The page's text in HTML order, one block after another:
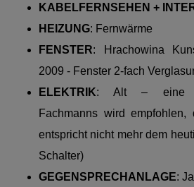
KABELFERNSEHEN +
HEIZUNG: Fernwärme
FENSTER: Hrachowina
2009 - Fenster 2-fach
ELEKTRIK: Alt – eine
Fachmanns wird empfohlen,
entspricht nicht mehr dem
Schalter)
GEGENSPRECHANLAGE: Ja